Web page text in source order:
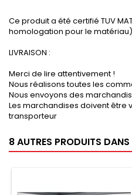
Ce produit a été certifié TUV
homologation pour le
LIVRAISON :
Merci de lire attentivement !
Nous réalisons toutes les
Nous envoyons des
Les marchandises doivent être
transporteur
8 AUTRES PRODUITS